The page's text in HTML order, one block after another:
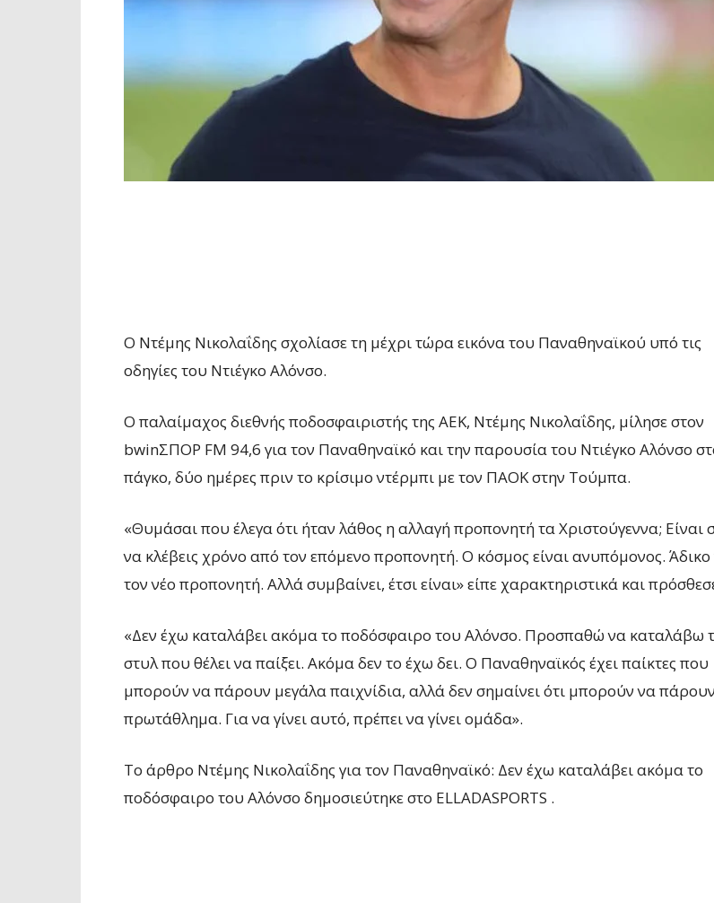
Ο Ντέμης Νικολαΐδης σχολίασε τη μέχρι τώρα εικόνα του Παναθηναϊκού υπό τις
οδηγίες του Ντιέγκο Αλόνσο.
Ο παλαίμαχος διεθνής ποδοσφαιριστής της ΑΕΚ, Ντέμης Νικολαΐδης, μίλησε στον
bwinΣΠΟΡ FM 94,6 για τον Παναθηναϊκό και την παρουσία του Ντιέγκο Αλόνσο
πάγκο, δύο ημέρες πριν το κρίσιμο ντέρμπι με τον ΠΑΟΚ στην Τούμπα.
«Θυμάσαι που έλεγα ότι ήταν λάθος η αλλαγή προπονητή τα Χριστούγεννα; Είναι
να κλέβεις χρόνο από τον επόμενο προπονητή. Ο κόσμος είναι ανυπόμονος. Άδικο
τον νέο προπονητή. Αλλά συμβαίνει, έτσι είναι» είπε χαρακτηριστικά και
«Δεν έχω καταλάβει ακόμα το ποδόσφαιρο του Αλόνσο. Προσπαθώ να καταλάβω
στυλ που θέλει να παίξει. Ακόμα δεν το έχω δει. Ο Παναθηναϊκός έχει παίκτες που
μπορούν να πάρουν μεγάλα παιχνίδια, αλλά δεν σημαίνει ότι μπορούν να
πρωτάθλημα. Για να γίνει αυτό, πρέπει να γίνει ομάδα».
To άρθρο Ντέμης Νικολαΐδης για τον Παναθηναϊκό: Δεν έχω καταλάβει ακόμα το
ποδόσφαιρο του Αλόνσο δημοσιεύτηκε στο ELLADASPORTS .